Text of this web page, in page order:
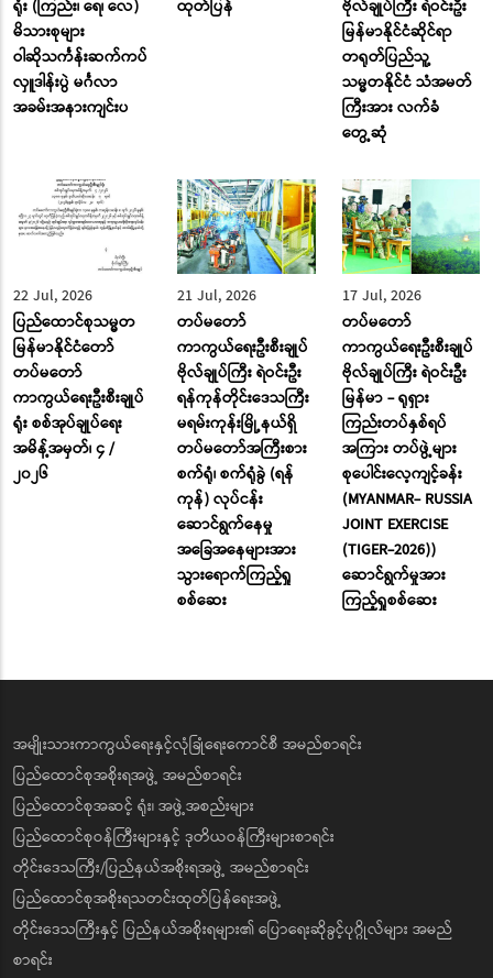
ရုံး (ကြည်း၊ ရေ၊ လေ)
မိသားစုများ
ဝါဆိုသင်္ကန်းဆက်ကပ်
လှူဒါန်းပွဲ မင်္ဂလာ
အခမ်းအနားကျင်းပ
ထုတ်ပြန်
ဗိုလ်ချုပ်ကြီး ရဲဝင်းဦး
မြန်မာနိုင်ငံဆိုင်ရာ
တရုတ်ပြည်သူ့
သမ္မတနိုင်ငံ သံအမတ်
ကြီးအား လက်ခံ
တွေ့ဆုံ
22 Jul, 2026
ပြည်ထောင်စုသမ္မတ
မြန်မာနိုင်ငံတော်
တပ်မတော်
ကာကွယ်ရေးဦးစီးချုပ်
ရုံး စစ်အုပ်ချုပ်ရေး
အမိန့်အမှတ်၊ ၄ /
၂၀၂၆
21 Jul, 2026
တပ်မတော်
ကာကွယ်ရေးဦးစီးချုပ်
ဗိုလ်ချုပ်ကြီး ရဲဝင်းဦး
ရန်ကုန်တိုင်းဒေသကြီး
မရမ်းကုန်းမြို့နယ်ရှိ
တပ်မတော်အကြီးစား
စက်ရုံ၊ စက်ရုံခွဲ (ရန်
ကုန်) လုပ်ငန်း
ဆောင်ရွက်နေမှု
အခြေအနေများအား
သွားရောက်ကြည့်ရှု
စစ်ဆေး
17 Jul, 2026
တပ်မတော်
ကာကွယ်ရေးဦးစီးချုပ်
ဗိုလ်ချုပ်ကြီး ရဲဝင်းဦး
မြန်မာ - ရုရှား
ကြည်းတပ်နှစ်ရပ်
အကြား တပ်ဖွဲ့များ
စုပေါင်းလေ့ကျင့်ခန်း
(MYANMAR- RUSSIA
JOINT EXERCISE
(TIGER-2026))
ဆောင်ရွက်မှုအား
ကြည့်ရှုစစ်ဆေး
အမျိုးသားကာကွယ်ရေးနှင့်လုံခြုံရေးကောင်စီ အမည်စာရင်း
ပြည်ထောင်စုအစိုးရအဖွဲ့ အမည်စာရင်း
ပြည်ထောင်စုအဆင့် ရုံး၊ အဖွဲ့အစည်းများ
ပြည်ထောင်စုဝန်ကြီးများနှင့် ဒုတိယဝန်ကြီးများစာရင်း
တိုင်းဒေသကြီး/ပြည်နယ်အစိုးရအဖွဲ့ အမည်စာရင်း
ပြည်ထောင်စုအစိုးရသတင်းထုတ်ပြန်ရေးအဖွဲ့
တိုင်းဒေသကြီးနှင့် ပြည်နယ်အစိုးရများ၏ ပြောရေးဆိုခွင့်ပုဂ္ဂိုလ်များ အမည်
စာရင်း